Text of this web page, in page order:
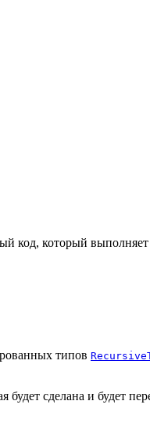
код, который
типов
будет сделана и будет